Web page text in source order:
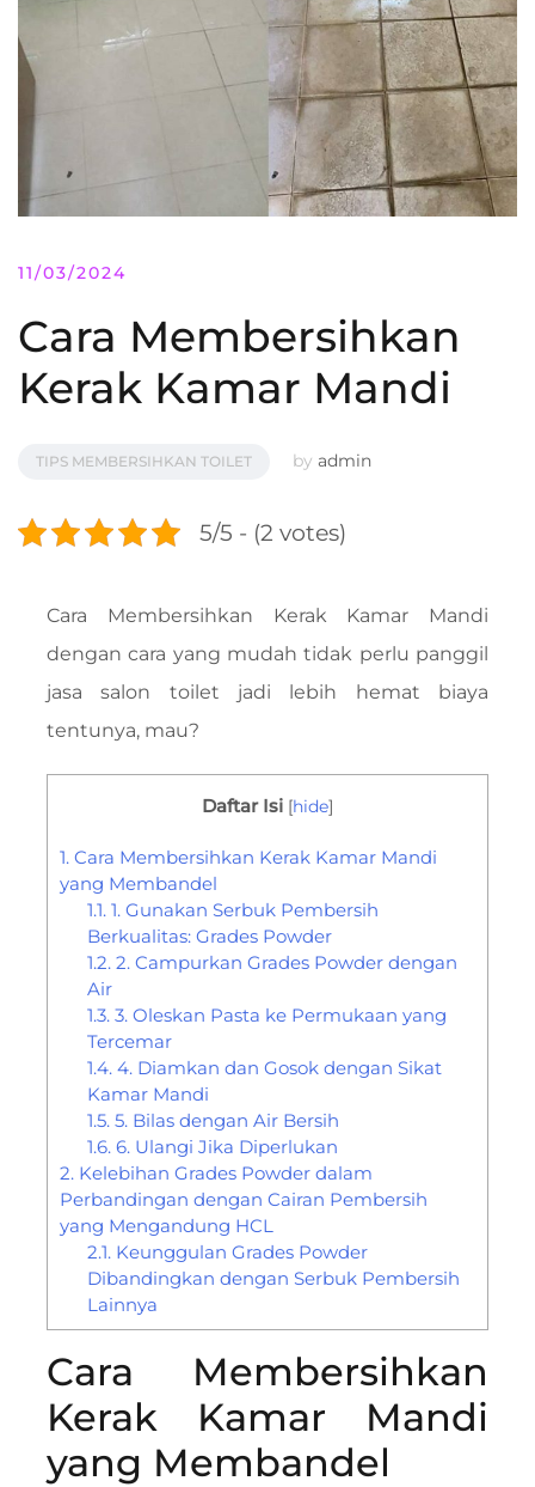
11/03/2024
Cara Membersihkan
Kerak Kamar Mandi
TIPS MEMBERSIHKAN TOILET by admin
5/5 - (2 votes)
Cara Membersihkan Kerak Kamar Mandi
dengan cara yang mudah tidak perlu panggil
jasa salon toilet jadi lebih hemat biaya
tentunya, mau?
Daftar Isi [hide]
1. Cara Membersihkan Kerak Kamar Mandi
yang Membandel
1.1. 1. Gunakan Serbuk Pembersih
Berkualitas: Grades Powder
1.2. 2. Campurkan Grades Powder dengan
Air
1.3. 3. Oleskan Pasta ke Permukaan yang
Tercemar
1.4. 4. Diamkan dan Gosok dengan Sikat
Kamar Mandi
1.5. 5. Bilas dengan Air Bersih
1.6. 6. Ulangi Jika Diperlukan
2. Kelebihan Grades Powder dalam
Perbandingan dengan Cairan Pembersih
yang Mengandung HCL
2.1. Keunggulan Grades Powder
Dibandingkan dengan Serbuk Pembersih
Lainnya
Cara Membersihkan
Kerak Kamar Mandi
yang Membandel